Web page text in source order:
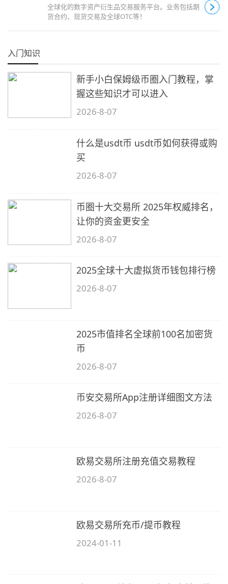
全球化的数字资产衍生品交易服务平台。业务包括期
货合约、现货交易及全球OTC等！
入门知识
新手小白保姆级币圈入门教程，掌
握这些知识才可以进入
2026-8-07
什么是usdt币 usdt币如何获得或购
买
2026-8-07
币圈十大交易所 2025年权威排名，
让你的资金更安全
2026-8-07
2025全球十大虚拟货币钱包排行榜
2026-8-07
2025市值排名全球前100名加密货
币
2026-8-07
币安交易所App注册详细图文方法
2026-8-07
欧易交易所注册充值交易教程
2026-8-07
欧易交易所充币/提币教程
2024-01-11